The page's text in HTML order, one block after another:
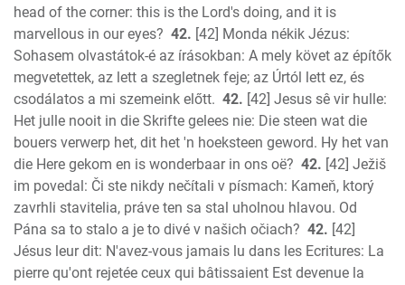
head of the corner: this is the Lord's doing, and it is
marvellous in our eyes? 42. [42] Monda nékik Jézus:
Sohasem olvastátok-é az írásokban: A mely követ az építők
megvetettek, az lett a szegletnek feje; az Úrtól lett ez, és
csodálatos a mi szemeink előtt. 42. [42] Jesus sê vir hulle:
Het julle nooit in die Skrifte gelees nie: Die steen wat die
bouers verwerp het, dit het 'n hoeksteen geword. Hy het van
die Here gekom en is wonderbaar in ons oë? 42. [42] Ježiš
im povedal: Či ste nikdy nečítali v písmach: Kameň, ktorý
zavrhli stavitelia, práve ten sa stal uholnou hlavou. Od
Pána sa to stalo a je to divé v našich očiach? 42. [42]
Jésus leur dit: N'avez-vous jamais lu dans les Ecritures: La
pierre qu'ont rejetée ceux qui bâtissaient Est devenue la